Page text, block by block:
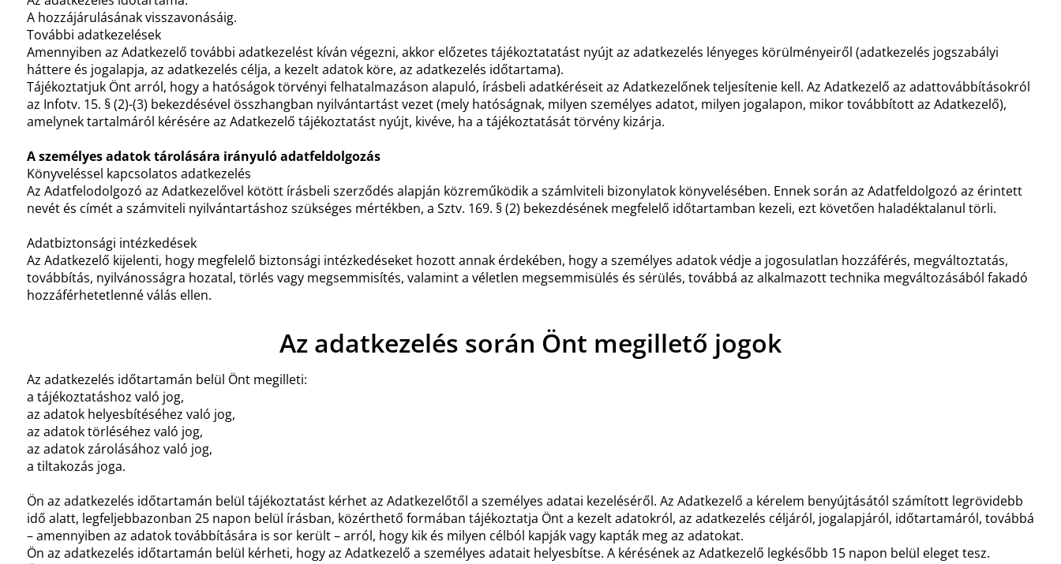
A hozzájárulásának visszavonásáig.
További adatkezelések
Amennyiben az Adatkezelő további adatkezelést kíván végezni, akkor előzetes tájékoztatatást nyújt az adatkezelés lényeges körülményeiről (adatkezelés jogszabályi
háttere és jogalapja, az adatkezelés célja, a kezelt adatok köre, az adatkezelés időtartama).
Tájékoztatjuk Önt arról, hogy a hatóságok törvényi felhatalmazáson alapuló, írásbeli adatkéréseit az Adatkezelőnek teljesítenie kell. Az Adatkezelő az adattovábbításokról
az Infotv. 15. § (2)-(3) bekezdésével összhangban nyilvántartást vezet (mely hatóságnak, milyen személyes adatot, milyen jogalapon, mikor továbbított az Adatkezelő),
amelynek tartalmáról kérésére az Adatkezelő tájékoztatást nyújt, kivéve, ha a tájékoztatását törvény kizárja.
A személyes adatok tárolására irányuló adatfeldolgozás
Könyveléssel kapcsolatos adatkezelés
Az Adatfelodolgozó az Adatkezelővel kötött írásbeli szerződés alapján közreműködik a számlviteli bizonylatok könyvelésében. Ennek során az Adatfeldolgozó az érintett
nevét és címét a számviteli nyilvántartáshoz szükséges mértékben, a Sztv. 169. § (2) bekezdésének megfelelő időtartamban kezeli, ezt követően haladéktalanul törli.
Adatbiztonsági intézkedések
Az Adatkezelő kijelenti, hogy megfelelő biztonsági intézkedéseket hozott annak érdekében, hogy a személyes adatok védje a jogosulatlan hozzáférés, megváltoztatás,
továbbítás, nyilvánosságra hozatal, törlés vagy megsemmisítés, valamint a véletlen megsemmisülés és sérülés, továbbá az alkalmazott technika megváltozásából fakadó
hozzáférhetetlenné válás ellen.
Az adatkezelés során Önt megillető jogok
Az adatkezelés időtartamán belül Önt megilleti:
a tájékoztatáshoz való jog,
az adatok helyesbítéséhez való jog,
az adatok törléséhez való jog,
az adatok zárolásához való jog,
a tiltakozás joga.
Ön az adatkezelés időtartamán belül tájékoztatást kérhet az Adatkezelőtől a személyes adatai kezeléséről. Az Adatkezelő a kérelem benyújtásától számított legrövidebb
idő alatt, legfeljebbazonban 25 napon belül írásban, közérthető formában tájékoztatja Önt a kezelt adatokról, az adatkezelés céljáról, jogalapjáról, időtartamáról, továbbá
– amennyiben az adatok továbbítására is sor került – arról, hogy kik és milyen célból kapják vagy kapták meg az adatokat.
Ön az adatkezelés időtartamán belül kérheti, hogy az Adatkezelő a személyes adatait helyesbítse. A kérésének az Adatkezelő legkésőbb 15 napon belül eleget tesz.